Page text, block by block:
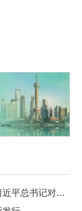
让中朝传统友谊之树更加根深叶茂——习近平总书记对朝鲜进行国事访问纪实